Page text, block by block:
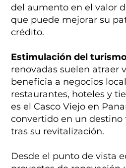
del aumento en el valor
que puede mejorar su
crédito.
Estimulación del
renovadas suelen atraer
beneficia a negocios
restaurantes, hoteles y
es el Casco Viejo en
convertido en un
tras su revitalización.
Desde el punto de vista